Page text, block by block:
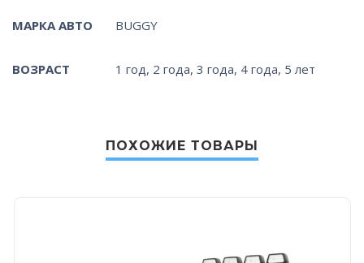
МАРКА АВТО BUGGY
ВОЗРАСТ 1 год, 2 года, 3 года, 4 года, 5 лет
ПОХОЖИЕ ТОВАРЫ